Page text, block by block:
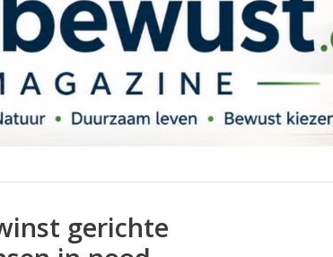
gerichte